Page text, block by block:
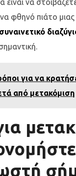
είναι να
φθηνό πιάτο
συναινετικό
για να
από μετακόμιση